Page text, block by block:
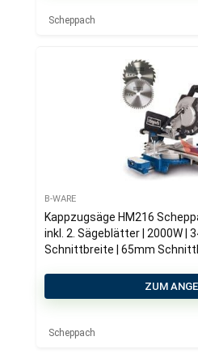
Scheppach
B-WARE
Kappzugsäge HM216
inkl. 2. Sägeblätter | 2000W |
Schnittbreite | 65mm
ZUM
Scheppach